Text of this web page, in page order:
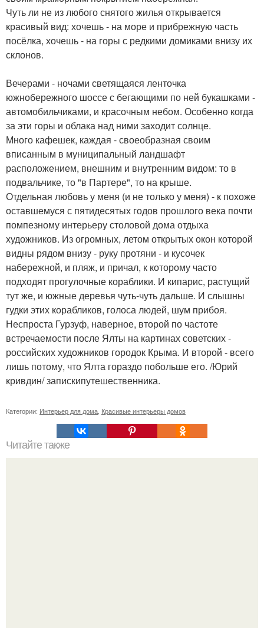
Чуть ли не из любого снятого жилья открывается
красивый вид: хочешь - на море и прибрежную часть
посёлка, хочешь - на горы с редкими домиками внизу их
склонов.
Вечерами - ночами светящаяся ленточка
южнобережного шоссе с бегающими по ней букашками -
автомобильчиками, и красочным небом. Особенно когда
за эти горы и облака над ними заходит солнце.
Много кафешек, каждая - своеобразная своим
вписанным в муниципальный ландшафт
расположением, внешним и внутренним видом: то в
подвальчике, то "в Партере", то на крыше.
Отдельная любовь у меня (и не только у меня) - к похоже
оставшемуся с пятидесятых годов прошлого века почти
помпезному интерьеру столовой дома отдыха
художников. Из огромных, летом открытых окон которой
видны рядом внизу - руку протяни - и кусочек
набережной, и пляж, и причал, к которому часто
подходят прогулочные кораблики. И кипарис, растущий
тут же, и южные деревья чуть-чуть дальше. И слышны
гудки этих корабликов, голоса людей, шум прибоя.
Неспроста Гурзуф, наверное, второй по частоте
встречаемости после Ялты на картинах советских -
российских художников городок Крыма. И второй - всего
лишь потому, что Ялта гораздо побольше его. /Юрий
кривдин/ запискипутешественника.
Категории: Интерьер для дома Красивые интерьеры домов
Читайте также